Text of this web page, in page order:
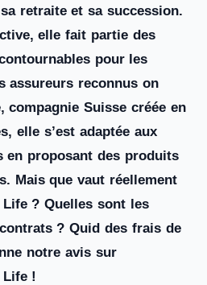
retraite et sa succession.
elle fait partie des
pour les
assureurs reconnus on
compagnie Suisse créée en
elle s’est adaptée aux
en proposant des produits
Mais que vaut réellement
Life ? Quelles sont les
? Quid des frais de
notre avis sur
Life !